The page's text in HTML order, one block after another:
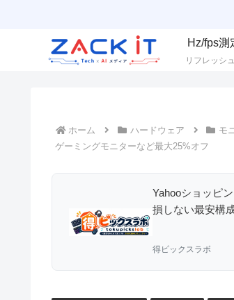
Hz/fps測
リフレッシ
ホーム ハードウェア モ
ゲーミングモニターなど最大25%オフ
Yahooショッピ
損しない最安構
得ピックスラボ